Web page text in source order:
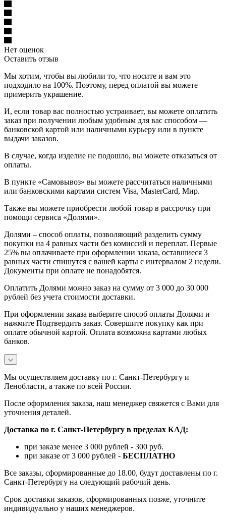
Нет оценок
Оставить отзыв
Мы хотим, чтобы вы любили то, что носите и вам это
подходило на 100%. Поэтому, перед оплатой вы можете
примерить украшение.
И, если товар вас полностью устраивает, вы можете оплатить
заказ при получении любым удобным для вас способом —
банковской картой или наличными курьеру или в пункте
выдачи заказов.
В случае, когда изделие не подошло, вы можете отказаться от
оплаты.
В пункте «Самовывоз» вы можете рассчитаться наличными
или банковскими картами систем Visa, MasterCard, Мир.
Также вы можете приобрести любой товар в рассрочку при
помощи сервиса «Долями».
Долями – способ оплаты, позволяющий разделить сумму
покупки на 4 равных части без комиссий и переплат. Первые
25% вы оплачиваете при оформлении заказа, оставшиеся 3
равных части спишутся с вашей карты с интервалом 2 недели.
Документы при оплате не понадобятся.
Оплатить Долями можно заказ на сумму от 3 000 до 30 000
рублей без учета стоимости доставки.
При оформлении заказа выберите способ оплаты Долями и
нажмите Подтвердить заказ. Совершите покупку как при
оплате обычной картой. Оплата возможна картами любых
банков.
Мы осуществляем доставку по г. Санкт-Петербургу и
Ленобласти, а также по всей России.
После оформления заказа, наш менеджер свяжется с Вами для
уточнения деталей.
Доставка по г. Санкт-Петербургу в пределах КАД:
при заказе менее 3 000 рублей - 300 руб.
при заказе от 3 000 рублей - БЕСПЛАТНО
Все заказы, сформированные до 18.00, будут доставлены по г.
Санкт-Петербургу на следующий рабочий день.
Срок доставки заказов, сформированных позже, уточните
индивидуально у наших менеджеров.